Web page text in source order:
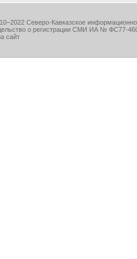
Северо-Кавказское
о регистрации СМИ ИА № ФС77-
сайт